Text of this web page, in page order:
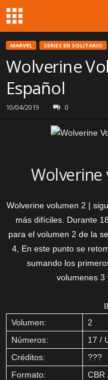
MARVEL SERIES EN SOLITARIO
Wolverine
Español
10/04/2019 0
Wolverine volumen 2 |
más difíciles. Durante
para el volumen 2 de la
4, En este punto se
sumando los
volumenes 3
Volumen:
2
Números:
17 /
Créditos:
???
Formato:
CBR